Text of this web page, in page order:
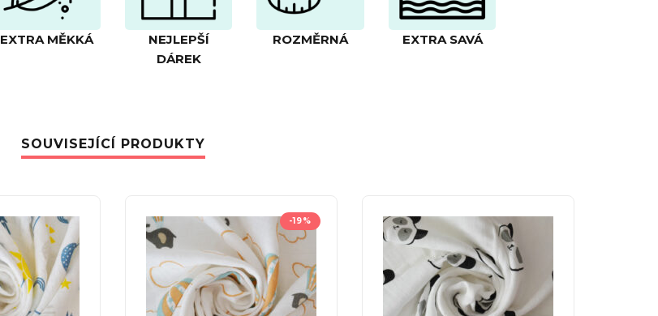
EXTRA MĚKKÁ
NEJLEPŠÍ
DÁREK
ROZMĚRNÁ EXTRA SAVÁ
SOUVISEJÍCÍ PRODUKTY
-19%